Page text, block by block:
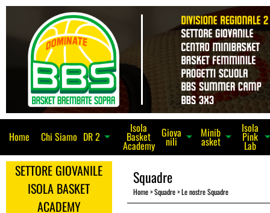
Home Chi Siamo DR 2 arrow_drop_down
Isola
Basket
Academy
Giova
nili arrow_drop_down Minib
asket arrow_drop_down
Isola
Pink
Lab
SETTORE GIOVANILE
ISOLA BASKET
ACADEMY
Squadre
Home>Squadre>Le nostre Squadre